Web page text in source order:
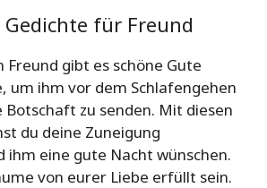
für Freund
Freund gibt es schöne Gute
um ihm vor dem Schlafengehen
Botschaft zu senden. Mit diesen
du deine Zuneigung
ihm eine gute Nacht wünschen.
von eurer Liebe erfüllt sein.